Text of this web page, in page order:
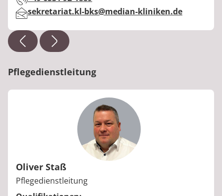
E-Mail:sekretariat.kl-bks@median-kliniken.de
Pflegedienstleitung
Oliver Staß
Berufstitel:
Pflegedienstleitung